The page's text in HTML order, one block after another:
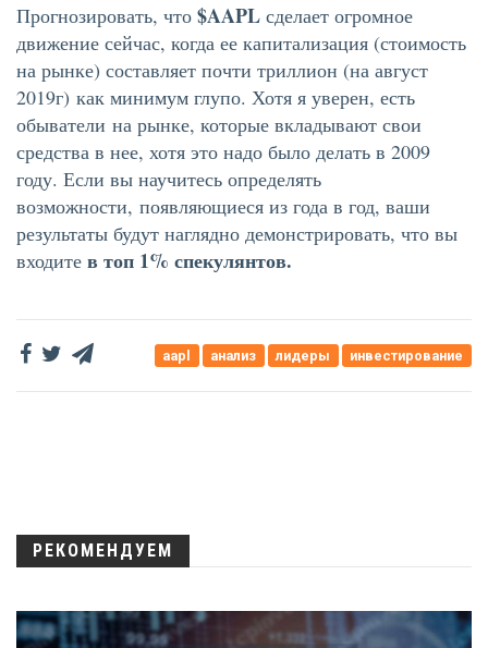
Прогнозировать, что $AAPL сделает огромное
движение сейчас, когда ее капитализация (стоимость
на рынке) составляет почти триллион (на август
2019г) как минимум глупо. Хотя я уверен, есть
обыватели на рынке, которые вкладывают свои
средства в нее, хотя это надо было делать в 2009
году. Если вы научитесь определять
возможности, появляющиеся из года в год, ваши
результаты будут наглядно демонстрировать, что вы
входите в топ 1% спекулянтов.
aapl анализ лидеры инвестирование
РЕКОМЕНДУЕМ